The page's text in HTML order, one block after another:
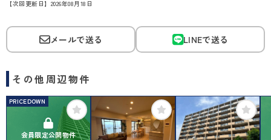
【次回更新日】2026年08月18日
メールで送る LINEで送る
その他周辺物件
会員限定公開物件
PRICEDOWN